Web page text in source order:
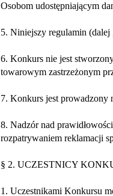
Osobom udostępniającym
5. Niniejszy regulamin
6. Konkurs nie jest
towarowym zastrzeżonym
7. Konkurs jest prowadzony
8. Nadzór nad
rozpatrywaniem reklamacji
§ 2. UCZESTNICY
1. Uczestnikami Konkursu